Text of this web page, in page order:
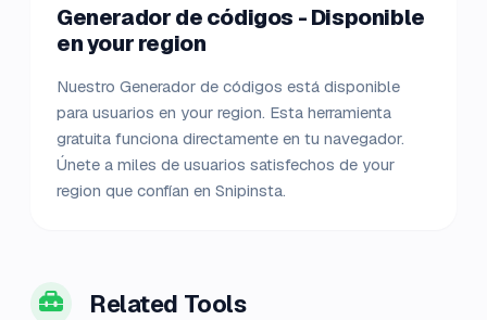
Generador de códigos - Disponible
en your region
Nuestro Generador de códigos está disponible
para usuarios en your region. Esta herramienta
gratuita funciona directamente en tu navegador.
Únete a miles de usuarios satisfechos de your
region que confían en Snipinsta.
Related Tools